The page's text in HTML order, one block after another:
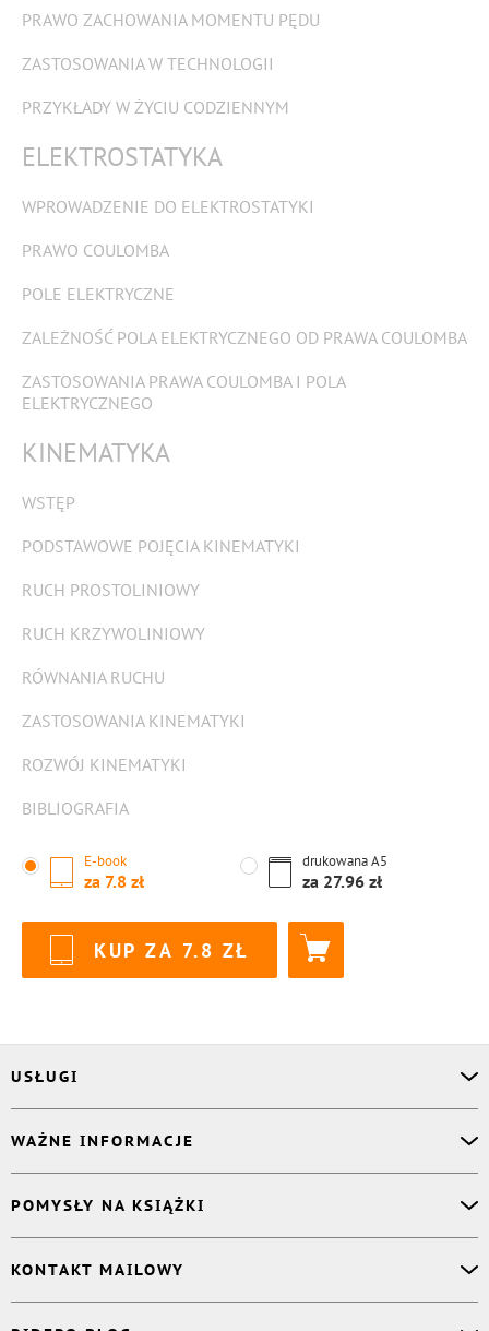
PRAWO ZACHOWANIA MOMENTU PĘDU
ZASTOSOWANIA W TECHNOLOGII
PRZYKŁADY W ŻYCIU CODZIENNYM
ELEKTROSTATYKA
WPROWADZENIE DO ELEKTROSTATYKI
PRAWO COULOMBA
POLE ELEKTRYCZNE
ZALEŻNOŚĆ POLA ELEKTRYCZNEGO OD PRAWA COULOMBA
ZASTOSOWANIA PRAWA COULOMBA I POLA
ELEKTRYCZNEGO
KINEMATYKA
WSTĘP
PODSTAWOWE POJĘCIA KINEMATYKI
RUCH PROSTOLINIOWY
RUCH KRZYWOLINIOWY
RÓWNANIA RUCHU
ZASTOSOWANIA KINEMATYKI
ROZWÓJ KINEMATYKI
BIBLIOGRAFIA
E-book
za 7.8
drukowanaA5
za 27.96
KUP ZA 7.8
USŁUGI
Korektor
Projektant okładki
Druk Twojej książki
Publikacja
WAŻNE INFORMACJE
Książki Ridero
Pomoc
Polityka prywatności
POMYSŁY NA KSIĄŻKI
Dzienniczek malucha
Książka eksperta
KONTAKT MAILOWY